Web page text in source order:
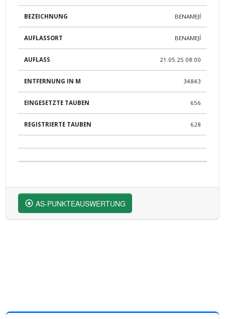
BENAMEJÍ
BENAMEJÍ
21.05.25 08:00
34843
656
628
AS-PUNKTEAUSWERTUNG